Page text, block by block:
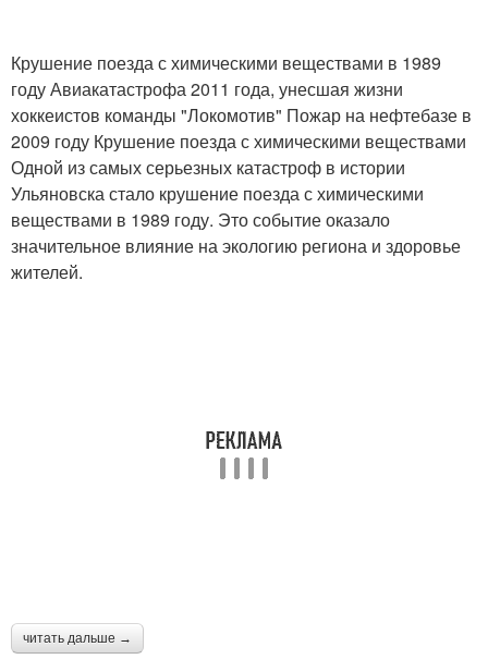
Крушение поезда с химическими веществами в 1989
году Авиакатастрофа 2011 года, унесшая жизни
хоккеистов команды "Локомотив" Пожар на нефтебазе в
2009 году Крушение поезда с химическими веществами
Одной из самых серьезных катастроф в истории
Ульяновска стало крушение поезда с химическими
веществами в 1989 году. Это событие оказало
значительное влияние на экологию региона и здоровье
жителей.
читать дальше →